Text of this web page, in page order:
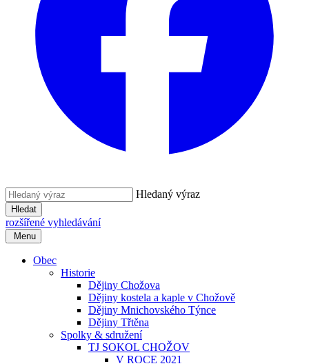
Hledaný výraz
Hledat
rozšířené vyhledávání
Menu
Obec
Historie
Dějiny Chožova
Dějiny kostela a kaple v Chožově
Dějiny Mnichovského Týnce
Dějiny Třtěna
Spolky & sdružení
TJ SOKOL CHOŽOV
V ROCE 2021